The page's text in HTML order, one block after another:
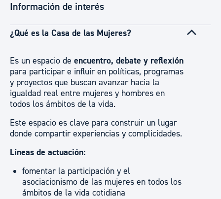
Información de interés
¿Qué es la Casa de las Mujeres?
Es un espacio de encuentro, debate y reflexión
para participar e influir en políticas, programas
y proyectos que buscan avanzar hacia la
igualdad real entre mujeres y hombres en
todos los ámbitos de la vida.
Este espacio es clave para construir un lugar
donde compartir experiencias y complicidades.
Líneas de actuación:
fomentar la participación y el
asociacionismo de las mujeres en todos los
ámbitos de la vida cotidiana